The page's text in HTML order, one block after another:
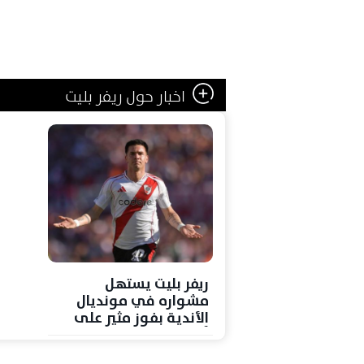
اخبار حول ريفر بليت
ريفر بليت يستهل
مشواره في مونديال
الأندية بفوز مثير على